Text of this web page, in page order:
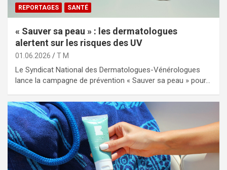
REPORTAGES SANTÉ
« Sauver sa peau » : les dermatologues
alertent sur les risques des UV
01.06.2026 T M
Le Syndicat National des Dermatologues-Vénérologues
lance la campagne de prévention « Sauver sa peau » pour…